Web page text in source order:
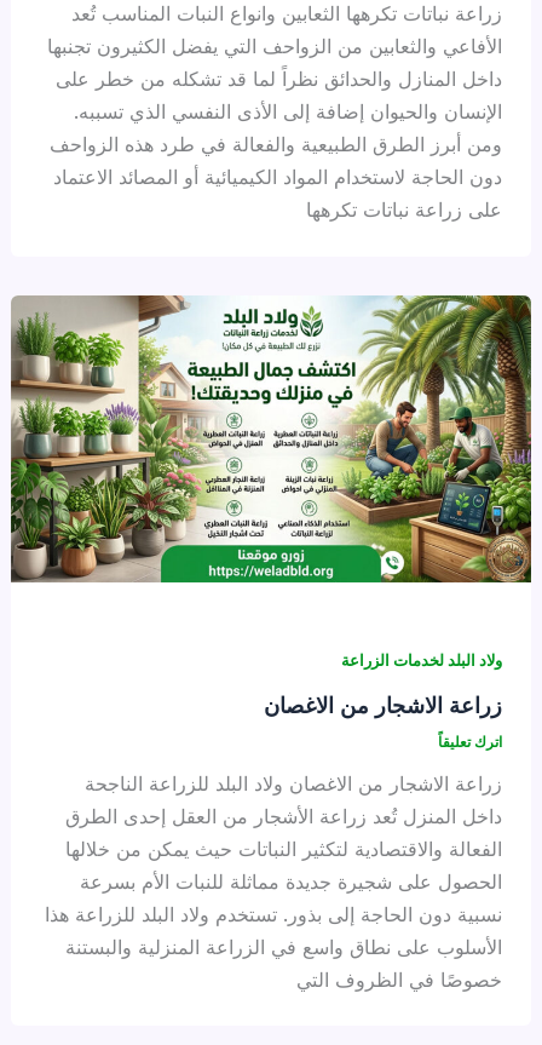
زراعة نباتات تكرهها الثعابين وانواع النبات المناسب تُعد
الأفاعي والثعابين من الزواحف التي يفضل الكثيرون تجنبها
داخل المنازل والحدائق نظراً لما قد تشكله من خطر على
الإنسان والحيوان إضافة إلى الأذى النفسي الذي تسببه.
ومن أبرز الطرق الطبيعية والفعالة في طرد هذه الزواحف
دون الحاجة لاستخدام المواد الكيميائية أو المصائد الاعتماد
على زراعة نباتات تكرهها
ولاد البلد لخدمات الزراعة
زراعة الاشجار من الاغصان
اترك تعليقاً
زراعة الاشجار من الاغصان ولاد البلد للزراعة الناجحة
داخل المنزل تُعد زراعة الأشجار من العقل إحدى الطرق
الفعالة والاقتصادية لتكثير النباتات حيث يمكن من خلالها
الحصول على شجيرة جديدة مماثلة للنبات الأم بسرعة
نسبية دون الحاجة إلى بذور. تستخدم ولاد البلد للزراعة هذا
الأسلوب على نطاق واسع في الزراعة المنزلية والبستنة
خصوصًا في الظروف التي